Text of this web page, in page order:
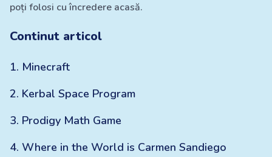
poți folosi cu încredere acasă.
Continut articol
1. Minecraft
2. Kerbal Space Program
3. Prodigy Math Game
4. Where in the World is Carmen Sandiego